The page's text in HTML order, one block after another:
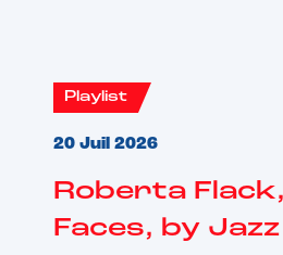
Playlist
20 Juil 2026
Roberta
Faces, by